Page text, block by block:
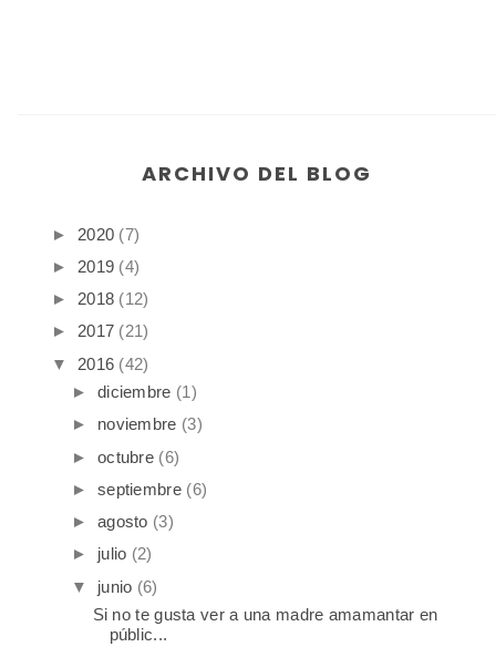
ARCHIVO DEL BLOG
► 2020 (7)
► 2019 (4)
► 2018 (12)
► 2017 (21)
▼
2016 (42)
► diciembre (1)
► noviembre (3)
► octubre (6)
► septiembre (6)
► agosto (3)
► julio (2)
▼
junio (6)
Si no te gusta ver a una madre amamantar en
públic...